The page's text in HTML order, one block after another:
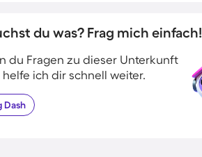
du was? Frag mich einfach!
du Fragen zu dieser Unterkunft
helfe ich dir schnell weiter.
Dash